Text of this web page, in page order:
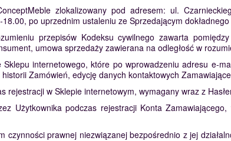
zlokalizowany pod adresem: ul.
po uprzednim ustaleniu ze Sprzedającym
przepisów Kodeksu cywilnego zawarta
umowa sprzedaży zawierana na odległość w
internetowego, które po wprowadzeniu adresu e-
Zamówień, edycję danych kontaktowych
w Sklepie internetowym, wymagany wraz z
Użytkownika podczas rejestracji Konta
czynności prawnej niezwiązanej bezpośrednio z jej